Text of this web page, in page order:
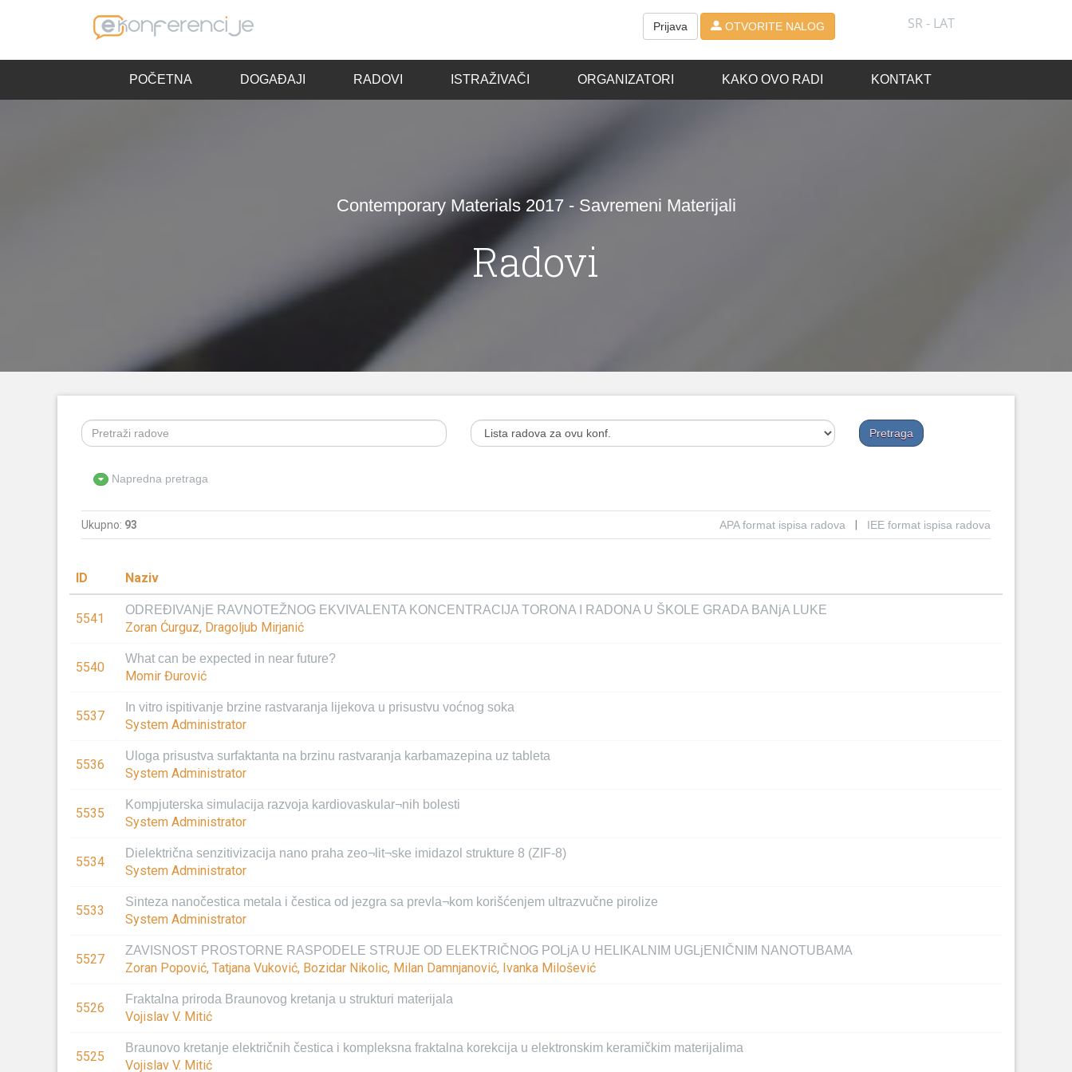
Prijava OTVORITE NALOG SR - LAT
POČETNA DOGAĐAJI RADOVI ISTRAŽIVAČI ORGANIZATORI KAKO OVO RADI KONTAKT
Contemporary Materials 2017 - Savremeni Materijali
Radovi
Napredna pretraga
Ukupno: 93 APA format ispisa radova IEE format ispisa radova
ID Naziv
5541
ODREĐIVANjE RAVNOTEŽNOG EKVIVALENTA KONCENTRACIJA TORONA I RADONA U ŠKOLE GRADA BANjA LUKE
Zoran Ćurguz, Dragoljub Mirjanić
5540
What can be expected in near future?
Momir Đurović
5537
In vitro ispitivanje brzine rastvaranja lijekova u prisustvu voćnog soka
System Administrator
5536
Uloga prisustva surfaktanta na brzinu rastvaranja karbamazepina uz tableta
System Administrator
5535
Kompjuterska simulacija razvoja kardiovaskular¬nih bolesti
System Administrator
5534
Dielektrična senzitivizacija nano praha zeo¬lit¬ske imidazol strukture 8 (ZIF-8)
System Administrator
5533
Sinteza nanočestica metala i čestica od jezgra sa prevla¬kom korišćenjem ultrazvučne pirolize
System Administrator
5527
ZAVISNOST PROSTORNE RASPODELE STRUJE OD ELEKTRIČNOG POLjA U HELIKALNIM UGLjENIČNIM NANOTUBAMA
Zoran Popović, Tatjana Vuković, Bozidar Nikolic, Milan Damnjanović, Ivanka Milošević
5526
Fraktalna priroda Braunovog kretanja u strukturi materijala
Vojislav V. Mitić
5525
Braunovo kretanje električnih čestica i kompleksna fraktalna korekcija u elektronskim keramičkim materijalima
Vojislav V. Mitić